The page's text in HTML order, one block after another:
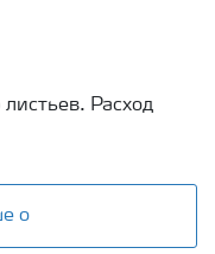
Расход
о